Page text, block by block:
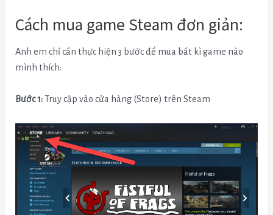
Cách mua game Steam đơn giản:
Anh em chỉ cần thực hiện 3 bước để mua bất kì game nào
mình thích:
Bước 1:Truy cập vào cửa hàng (Store) trên Steam